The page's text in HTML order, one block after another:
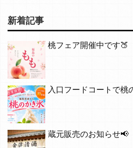
新着記事
桃フェア開催中です🍑
入口フードコートで桃
蔵元販売のお知らせ📢